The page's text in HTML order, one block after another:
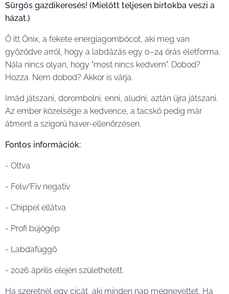
Sürgős gazdikeresés! (Mielőtt teljesen birtokba veszi a
házat.)
Ő itt Ónix, a fekete energiagombócot, aki meg van
győződve arról, hogy a labdázás egy 0–24 órás életforma.
Nála nincs olyan, hogy "most nincs kedvem". Dobod?
Hozza. Nem dobod? Akkor is várja.
Imád játszani, dorombolni, enni, aludni, aztán újra játszani.
Az ember közelsége a kedvence, a tacskó pedig már
átment a szigorú haver-ellenőrzésen.
Fontos információk:
- Oltva
- Felv/Fiv negatív
- Chippel ellátva
- Profi bújógép
- Labdafüggő
- 2026 április elején születhetett.
Ha szeretnél egy cicát, aki minden nap megnevettet, Ha